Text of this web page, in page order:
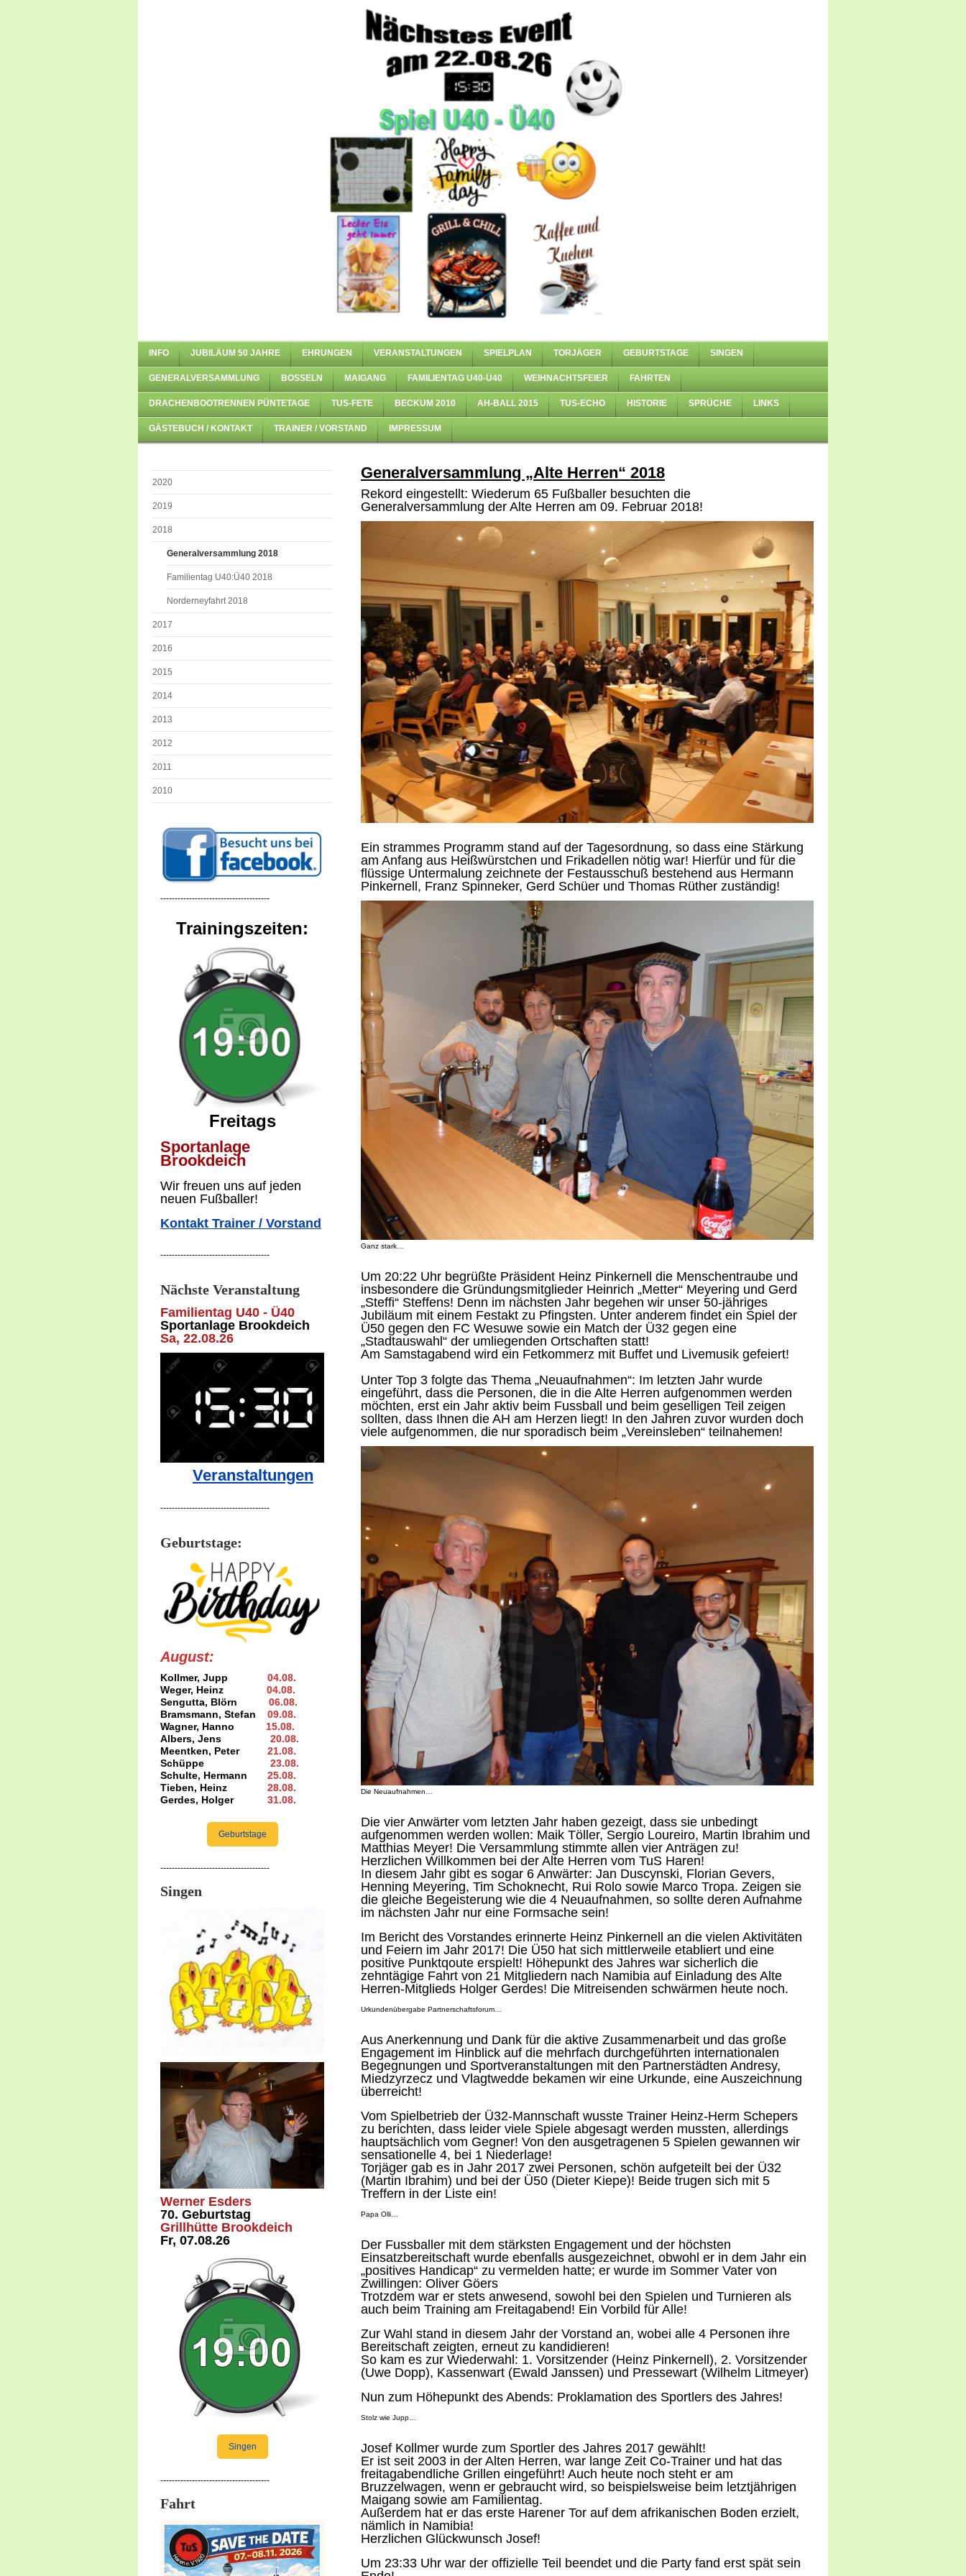
INFO JUBILÄUM 50 JAHRE EHRUNGEN VERANSTALTUNGEN SPIELPLAN TORJÄGER GEBURTSTAGE SINGEN
GENERALVERSAMMLUNG BOSSELN MAIGANG FAMILIENTAG U40-Ü40 WEIHNACHTSFEIER FAHRTEN
DRACHENBOOTRENNEN PÜNTETAGE TUS-FETE BECKUM 2010 AH-BALL 2015 TUS-ECHO HISTORIE SPRÜCHE LINKS
GÄSTEBUCH / KONTAKT TRAINER / VORSTAND IMPRESSUM
2020
2019
2018
Generalversammlung 2018
Familientag U40:Ü40 2018
Norderneyfahrt 2018
2017
2016
2015
2014
2013
2012
2011
2010
--------------------------------------
Trainingszeiten:
Freitags
Sportanlage
Brookdeich
Wir freuen uns auf jeden
neuen Fußballer!
Kontakt Trainer / Vorstand
--------------------------------------
Nächste Veranstaltung
Familientag U40 - Ü40
Sportanlage Brookdeich
Sa, 22.08.26
Veranstaltungen
--------------------------------------
Geburtstage:
August:
Kollmer, Jupp 04.08.
Weger, Heinz 04.08.
Sengutta, Blörn 06.08.
Bramsmann, Stefan 09.08.
Wagner, Hanno 15.08.
Albers, Jens 20.08.
Meentken, Peter
21.08.
Schüppe 23.08.
Schulte, Hermann 25.08.
Tieben, Heinz 28.08.
Gerdes, Holger
31.08.
Geburtstage
--------------------------------------
Singen
Werner Esders
70. Geburtstag
Grillhütte Brookdeich
Fr, 07.08.26
Singen
--------------------------------------
Fahrt
Generalversammlung „Alte Herren“ 2018
Rekord eingestellt: Wiederum 65 Fußballer besuchten die
Generalversammlung der Alte Herren am 09. Februar 2018!
Ein strammes Programm stand auf der Tagesordnung, so dass eine Stärkung
am Anfang aus Heißwürstchen und Frikadellen nötig war! Hierfür und für die
flüssige Untermalung zeichnete der Festausschuß bestehend aus Hermann
Pinkernell, Franz Spinneker, Gerd Schüer und Thomas Rüther zuständig!
Ganz stark…
Um 20:22 Uhr begrüßte Präsident Heinz Pinkernell die Menschentraube und
insbesondere die Gründungsmitglieder Heinrich „Metter“ Meyering und Gerd
„Steffi“ Steffens! Denn im nächsten Jahr begehen wir unser 50-jähriges
Jubiläum mit einem Festakt zu Pfingsten. Unter anderem findet ein Spiel der
Ü50 gegen den FC Wesuwe sowie ein Match der Ü32 gegen eine
„Stadtauswahl“ der umliegenden Ortschaften statt!
Am Samstagabend wird ein Fetkommerz mit Buffet und Livemusik gefeiert!
Unter Top 3 folgte das Thema „Neuaufnahmen“: Im letzten Jahr wurde
eingeführt, dass die Personen, die in die Alte Herren aufgenommen werden
möchten, erst ein Jahr aktiv beim Fussball und beim geselligen Teil zeigen
sollten, dass Ihnen die AH am Herzen liegt! In den Jahren zuvor wurden doch
viele aufgenommen, die nur sporadisch beim „Vereinsleben“ teilnahemen!
Die Neuaufnahmen…
Die vier Anwärter vom letzten Jahr haben gezeigt, dass sie unbedingt
aufgenommen werden wollen: Maik Töller, Sergio Loureiro, Martin Ibrahim und
Matthias Meyer! Die Versammlung stimmte allen vier Anträgen zu!
Herzlichen Willkommen bei der Alte Herren vom TuS Haren!
In diesem Jahr gibt es sogar 6 Anwärter: Jan Duscynski, Florian Gevers,
Henning Meyering, Tim Schoknecht, Rui Rolo sowie Marco Tropa. Zeigen sie
die gleiche Begeisterung wie die 4 Neuaufnahmen, so sollte deren Aufnahme
im nächsten Jahr nur eine Formsache sein!
Im Bericht des Vorstandes erinnerte Heinz Pinkernell an die vielen Aktivitäten
und Feiern im Jahr 2017! Die Ü50 hat sich mittlerweile etabliert und eine
positive Punktqoute erspielt! Höhepunkt des Jahres war sicherlich die
zehntägige Fahrt von 21 Mitgliedern nach Namibia auf Einladung des Alte
Herren-Mitglieds Holger Gerdes! Die Mitreisenden schwärmen heute noch.
Urkundenübergabe Partnerschaftsforum…
Aus Anerkennung und Dank für die aktive Zusammenarbeit und das große
Engagement im Hinblick auf die mehrfach durchgeführten internationalen
Begegnungen und Sportveranstaltungen mit den Partnerstädten Andresy,
Miedzyrzecz und Vlagtwedde bekamen wir eine Urkunde, eine Auszeichnung
überreicht!
Vom Spielbetrieb der Ü32-Mannschaft wusste Trainer Heinz-Herm Schepers
zu berichten, dass leider viele Spiele abgesagt werden mussten, allerdings
hauptsächlich vom Gegner! Von den ausgetragenen 5 Spielen gewannen wir
sensationelle 4, bei 1 Niederlage!
Torjäger gab es in Jahr 2017 zwei Personen, schön aufgeteilt bei der Ü32
(Martin Ibrahim) und bei der Ü50 (Dieter Kiepe)! Beide trugen sich mit 5
Treffern in der Liste ein!
Papa Olli…
Der Fussballer mit dem stärksten Engagement und der höchsten
Einsatzbereitschaft wurde ebenfalls ausgezeichnet, obwohl er in dem Jahr ein
„positives Handicap“ zu vermelden hatte; er wurde im Sommer Vater von
Zwillingen: Oliver Göers
Trotzdem war er stets anwesend, sowohl bei den Spielen und Turnieren als
auch beim Training am Freitagabend! Ein Vorbild für Alle!
Zur Wahl stand in diesem Jahr der Vorstand an, wobei alle 4 Personen ihre
Bereitschaft zeigten, erneut zu kandidieren!
So kam es zur Wiederwahl: 1. Vorsitzender (Heinz Pinkernell), 2. Vorsitzender
(Uwe Dopp), Kassenwart (Ewald Janssen) und Pressewart (Wilhelm Litmeyer)
Nun zum Höhepunkt des Abends: Proklamation des Sportlers des Jahres!
Stolz wie Jupp…
Josef Kollmer wurde zum Sportler des Jahres 2017 gewählt!
Er ist seit 2003 in der Alten Herren, war lange Zeit Co-Trainer und hat das
freitagabendliche Grillen eingeführt! Auch heute noch steht er am
Bruzzelwagen, wenn er gebraucht wird, so beispielsweise beim letztjährigen
Maigang sowie am Familientag.
Außerdem hat er das erste Harener Tor auf dem afrikanischen Boden erzielt,
nämlich in Namibia!
Herzlichen Glückwunsch Josef!
Um 23:33 Uhr war der offizielle Teil beendet und die Party fand erst spät sein